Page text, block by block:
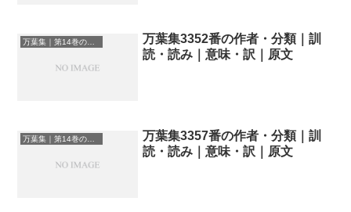
万葉集｜第14巻の和歌一覧
万葉集3352番の作者・分類｜訓
読・読み｜意味・訳｜原文
万葉集｜第14巻の和歌一覧
万葉集3357番の作者・分類｜訓
読・読み｜意味・訳｜原文